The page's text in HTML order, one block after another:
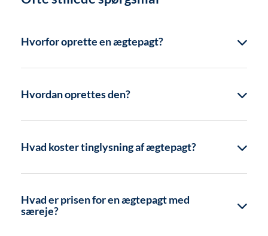
Hvorfor oprette en ægtepagt?
Hvordan oprettes den?
Hvad koster tinglysning af ægtepagt?
Hvad er prisen for en ægtepagt med
særeje?